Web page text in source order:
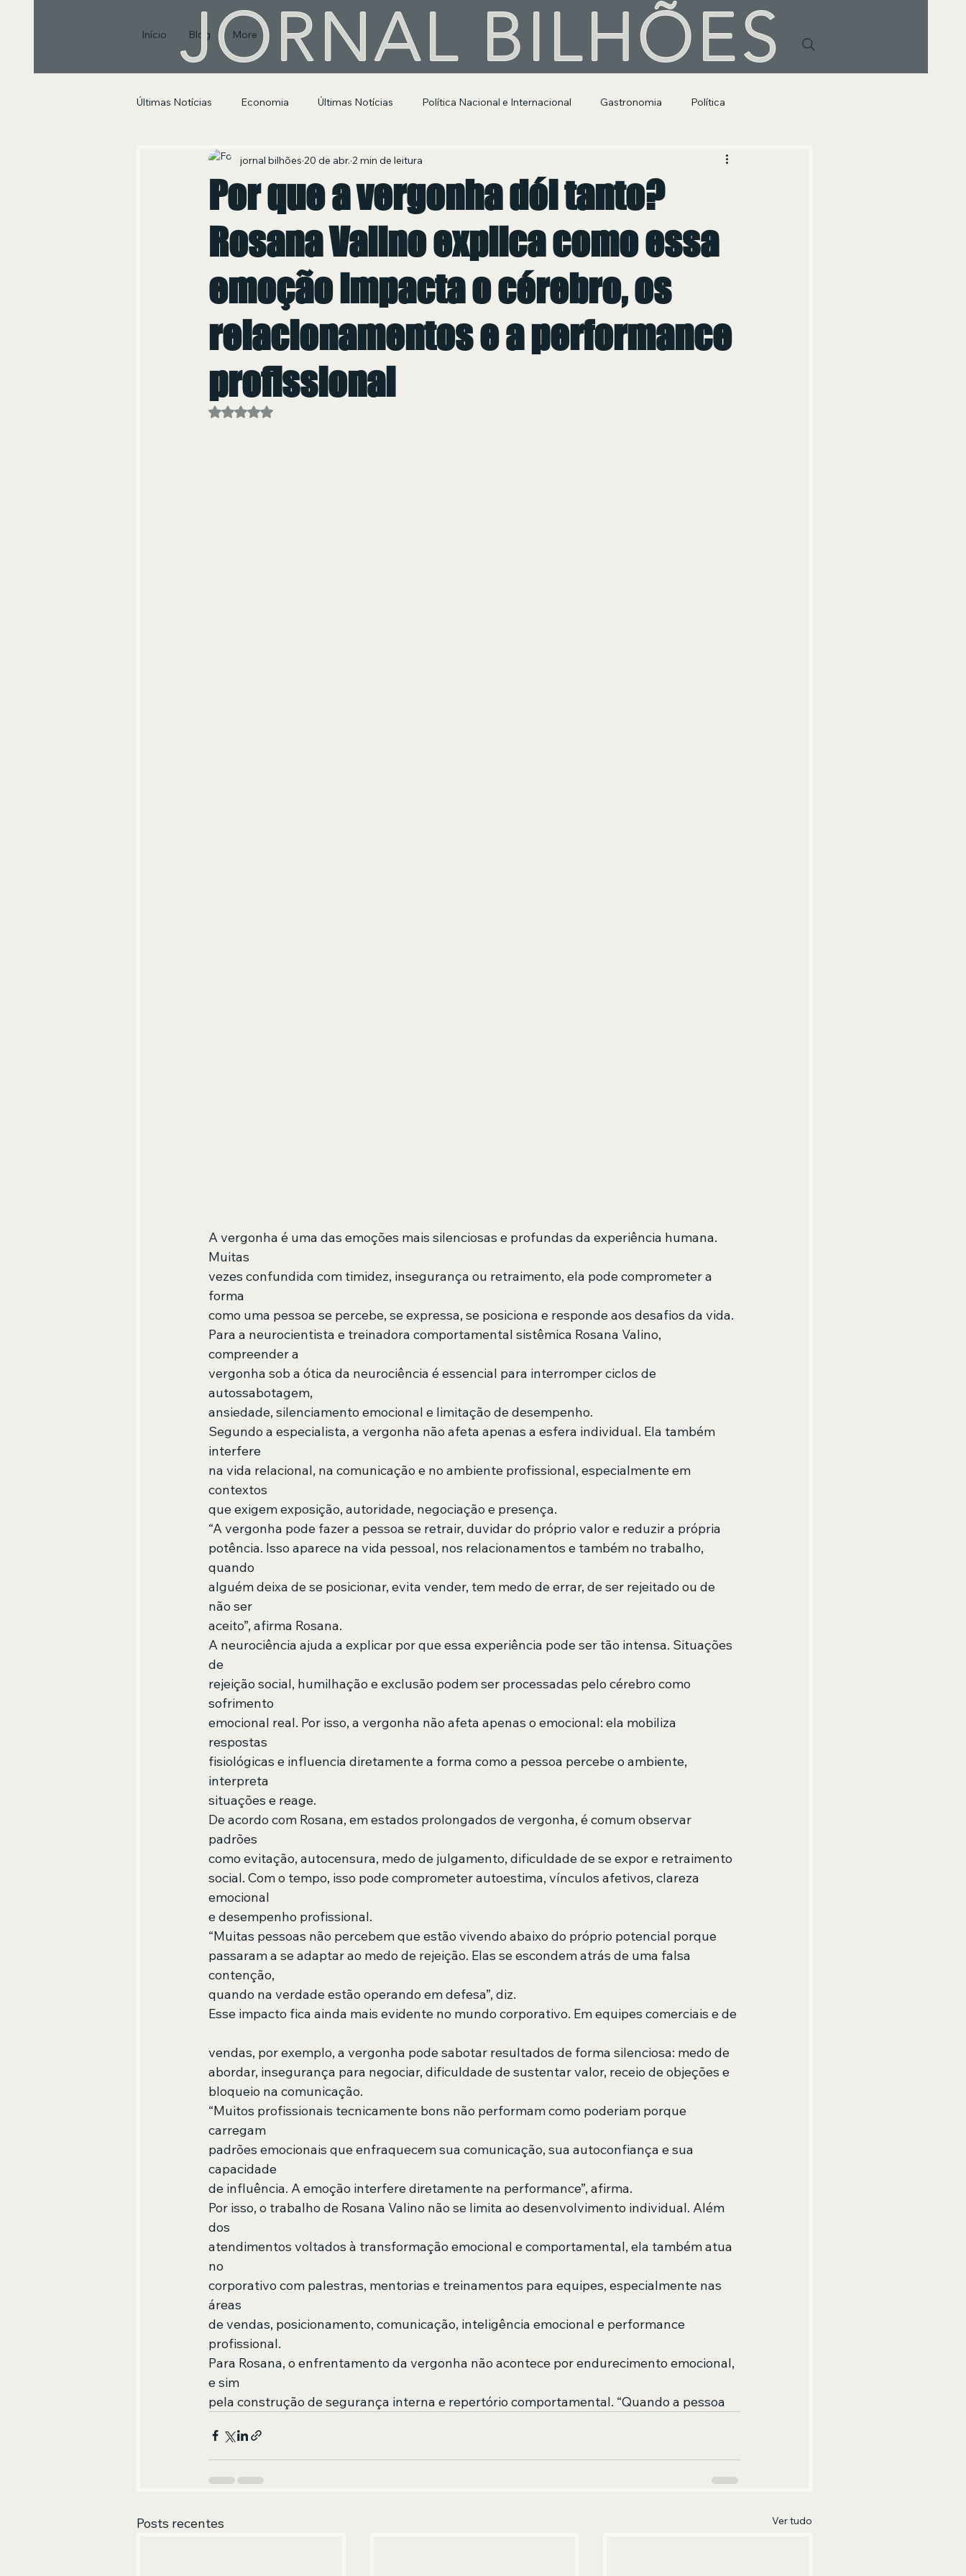
Início Blog More
JORNAL BILHÕES
Últimas Notícias Economia Últimas Notícias Política Nacional e Internacional Gastronomia Política
Segurança Pública e Social Segurança Pública
Por que a vergonha dói tanto?
Rosana Valino explica como essa
emoção impacta o cérebro, os
relacionamentos e a performance
profissional
jornal bilhões 20 de abr. 2 min de leitura
Avaliado com NaN de 5 estrelas.
A vergonha é uma das emoções mais silenciosas e profundas da experiência humana.
Muitas
vezes confundida com timidez, insegurança ou retraimento, ela pode comprometer a
forma
como uma pessoa se percebe, se expressa, se posiciona e responde aos desafios da vida.
Para a neurocientista e treinadora comportamental sistêmica Rosana Valino,
compreender a
vergonha sob a ótica da neurociência é essencial para interromper ciclos de
autossabotagem,
ansiedade, silenciamento emocional e limitação de desempenho.
Segundo a especialista, a vergonha não afeta apenas a esfera individual. Ela também
interfere
na vida relacional, na comunicação e no ambiente profissional, especialmente em
contextos
que exigem exposição, autoridade, negociação e presença.
“A vergonha pode fazer a pessoa se retrair, duvidar do próprio valor e reduzir a própria
potência. Isso aparece na vida pessoal, nos relacionamentos e também no trabalho,
quando
alguém deixa de se posicionar, evita vender, tem medo de errar, de ser rejeitado ou de
não ser
aceito”, afirma Rosana.
A neurociência ajuda a explicar por que essa experiência pode ser tão intensa. Situações
de
rejeição social, humilhação e exclusão podem ser processadas pelo cérebro como
sofrimento
emocional real. Por isso, a vergonha não afeta apenas o emocional: ela mobiliza
respostas
fisiológicas e influencia diretamente a forma como a pessoa percebe o ambiente,
interpreta
situações e reage.
De acordo com Rosana, em estados prolongados de vergonha, é comum observar
padrões
como evitação, autocensura, medo de julgamento, dificuldade de se expor e retraimento
social. Com o tempo, isso pode comprometer autoestima, vínculos afetivos, clareza
emocional
e desempenho profissional.
“Muitas pessoas não percebem que estão vivendo abaixo do próprio potencial porque
passaram a se adaptar ao medo de rejeição. Elas se escondem atrás de uma falsa
contenção,
quando na verdade estão operando em defesa”, diz.
Esse impacto fica ainda mais evidente no mundo corporativo. Em equipes comerciais e de
vendas, por exemplo, a vergonha pode sabotar resultados de forma silenciosa: medo de
abordar, insegurança para negociar, dificuldade de sustentar valor, receio de objeções e
bloqueio na comunicação.
“Muitos profissionais tecnicamente bons não performam como poderiam porque
carregam
padrões emocionais que enfraquecem sua comunicação, sua autoconfiança e sua
capacidade
de influência. A emoção interfere diretamente na performance”, afirma.
Por isso, o trabalho de Rosana Valino não se limita ao desenvolvimento individual. Além
dos
atendimentos voltados à transformação emocional e comportamental, ela também atua
no
corporativo com palestras, mentorias e treinamentos para equipes, especialmente nas
áreas
de vendas, posicionamento, comunicação, inteligência emocional e performance
profissional.
Para Rosana, o enfrentamento da vergonha não acontece por endurecimento emocional,
e sim
pela construção de segurança interna e repertório comportamental. “Quando a pessoa
Posts recentes Ver tudo